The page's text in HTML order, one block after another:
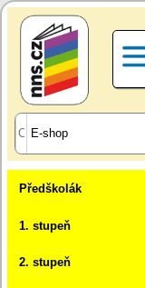
Předškolák
1. stupeň
2. stupeň